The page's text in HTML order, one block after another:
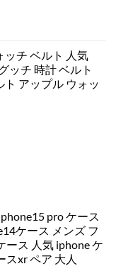
ッチ ベルト 人気
ッチ 時計 ベルト
アップル ウォッ
pro ケース
ケース メンズ フ
ース 人気 iphone ケ
スxr ペア 大人